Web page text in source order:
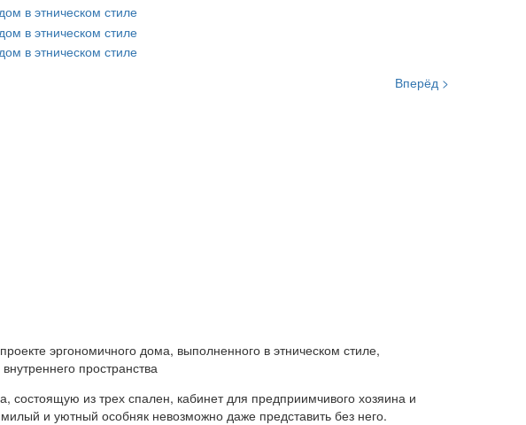
Вперёд >
эргономичного дома, выполненного в этническом стиле,
пространства
из трех спален, кабинет для предприимчивого хозяина и
и уютный особняк невозможно даже представить без него.